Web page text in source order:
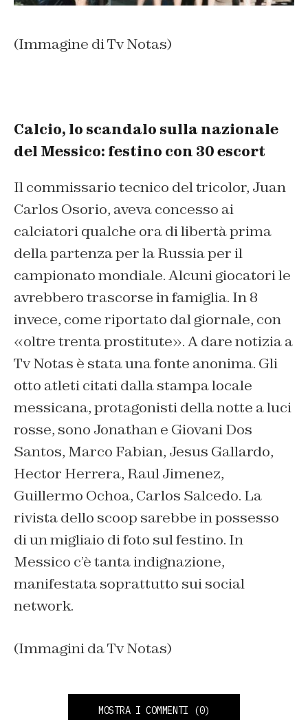
(Immagine di Tv Notas)
Calcio, lo scandalo sulla nazionale
del Messico: festino con 30 escort
Il commissario tecnico del tricolor, Juan
Carlos Osorio, aveva concesso ai
calciatori qualche ora di libertà prima
della partenza per la Russia per il
campionato mondiale. Alcuni giocatori le
avrebbero trascorse in famiglia. In 8
invece, come riportato dal giornale, con
«oltre trenta prostitute». A dare notizia a
Tv Notas è stata una fonte anonima. Gli
otto atleti citati dalla stampa locale
messicana, protagonisti della notte a luci
rosse, sono Jonathan e Giovani Dos
Santos, Marco Fabian, Jesus Gallardo,
Hector Herrera, Raul Jimenez,
Guillermo Ochoa, Carlos Salcedo. La
rivista dello scoop sarebbe in possesso
di un migliaio di foto sul festino. In
Messico c’è tanta indignazione,
manifestata soprattutto sui social
network.
(Immagini da Tv Notas)
MOSTRA I COMMENTI (0)